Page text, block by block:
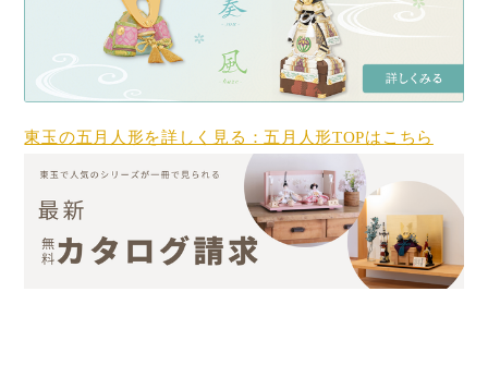
東玉の五月人形を詳しく見る：五月人形TOPはこちら